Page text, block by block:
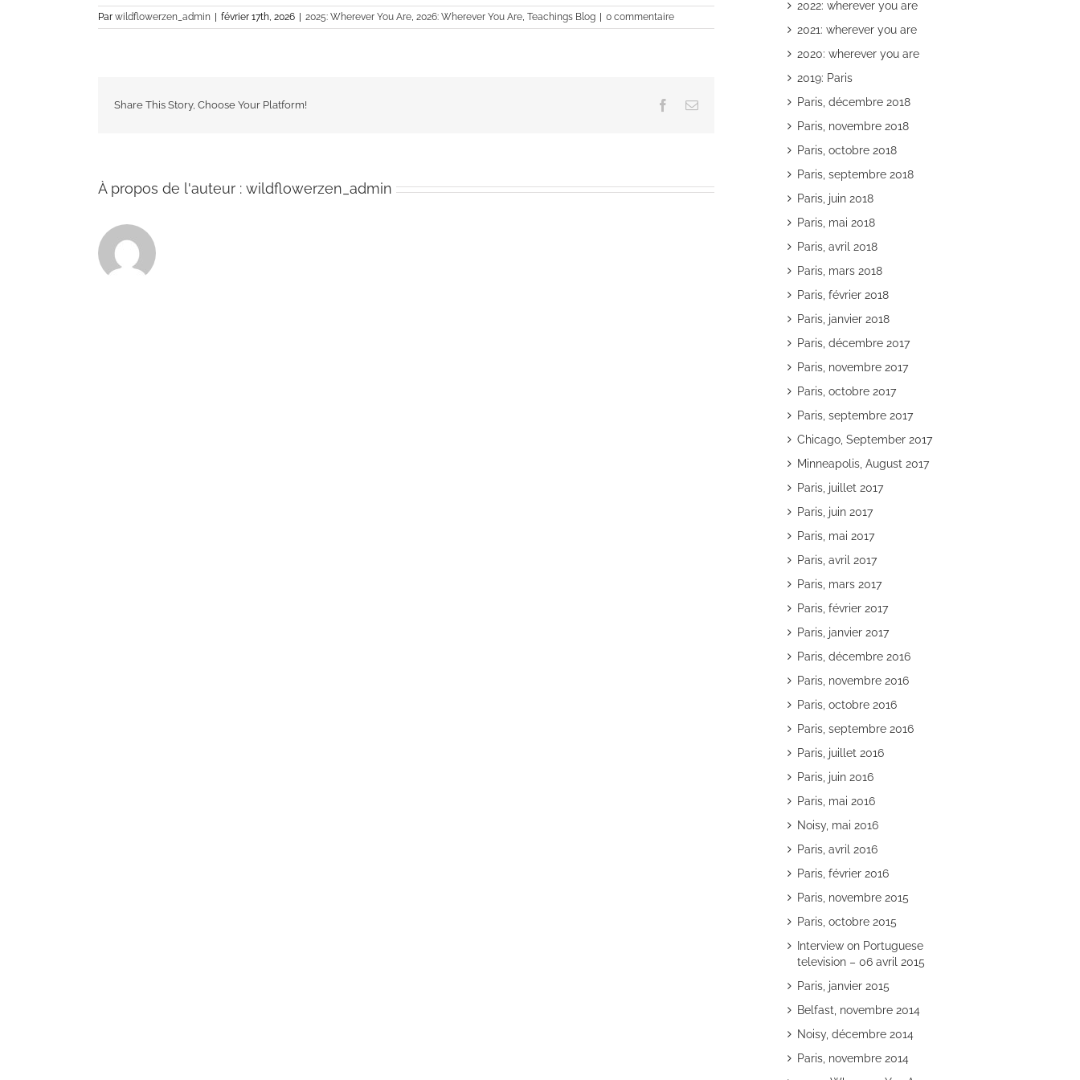
augmenter
ou
Par wildflowerzen_admin février 17th, 2026 2025: Wherever You Are, 2026: Wherever You Are, Teachings Blog 0 commentaire
Share This Story, Choose Your Platform! Facebook
Email
À propos de l'auteur : wildflowerzen_admin
2022: wherever you are
2021: wherever you are
2020: wherever you are
2019: Paris
Paris, décembre 2018
Paris, novembre 2018
Paris, octobre 2018
Paris, septembre 2018
Paris, juin 2018
Paris, mai 2018
Paris, avril 2018
Paris, mars 2018
Paris, février 2018
Paris, janvier 2018
Paris, décembre 2017
Paris, novembre 2017
Paris, octobre 2017
Paris, septembre 2017
Chicago, September 2017
Minneapolis, August 2017
Paris, juillet 2017
Paris, juin 2017
Paris, mai 2017
Paris, avril 2017
Paris, mars 2017
Paris, février 2017
Paris, janvier 2017
Paris, décembre 2016
Paris, novembre 2016
Paris, octobre 2016
Paris, septembre 2016
Paris, juillet 2016
Paris, juin 2016
Paris, mai 2016
Noisy, mai 2016
Paris, avril 2016
Paris, février 2016
Paris, novembre 2015
Paris, octobre 2015
Interview on Portuguese
television – 06 avril 2015
Paris, janvier 2015
Belfast, novembre 2014
Noisy, décembre 2014
Paris, novembre 2014